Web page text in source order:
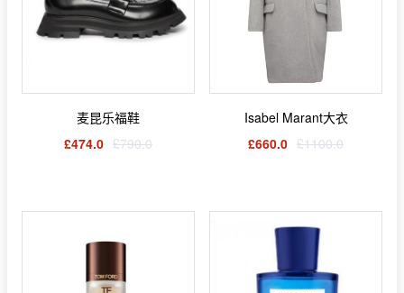
麦昆乐福鞋
£474.0 £790.0
Isabel Marant大衣
£660.0 £1100.0